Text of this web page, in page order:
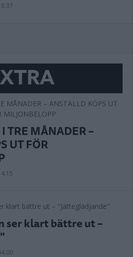
TRE MÅNADER –
UT FÖR
ser klart bättre ut –